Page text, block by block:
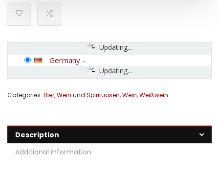
Updating...
Updating...
Germany -
Categories: Bier, Wein und Spirituosen,Wein,Weißwein
Description
Additional information